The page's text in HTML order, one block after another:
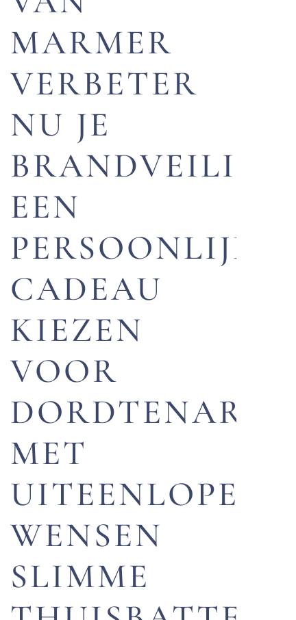
MARMER
VERBETER
NU JE
EEN
PERSOONLIJK
CADEAU
KIEZEN
VOOR
DORDTENAREN
MET
WENSEN
SLIMME